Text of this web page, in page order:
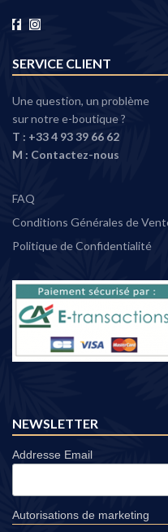
SERVICE CLIENT
Une question, un problème
sur notre e-boutique ?
T : +33 4 93 39 66 62
M : Contactez-nous
FAQ
Conditions Générales de
Politique de Confidentialité
NEWSLETTER
Addresse Email
Autorisations de marketing